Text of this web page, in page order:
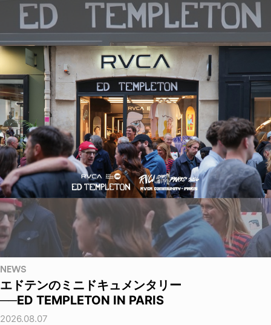
NEWS
エドテンのミニドキュメンタリー
──ED TEMPLETON IN PARIS
2026.08.07